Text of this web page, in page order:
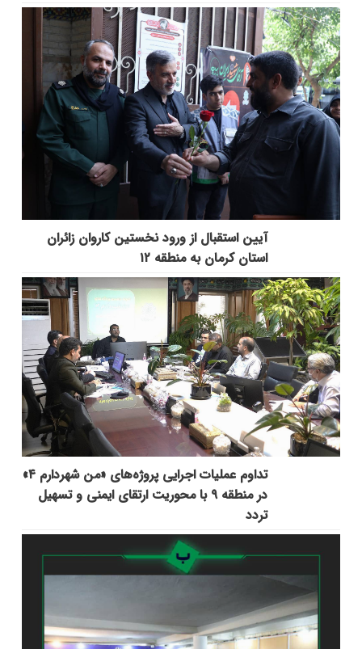
آیین استقبال از ورود نخستین کاروان زائران
استان کرمان به منطقه ۱۲
تداوم عملیات اجرایی پروژه‌های «من شهردارم ۴»
در منطقه ۹ با محوریت ارتقای ایمنی و تسهیل
تردد